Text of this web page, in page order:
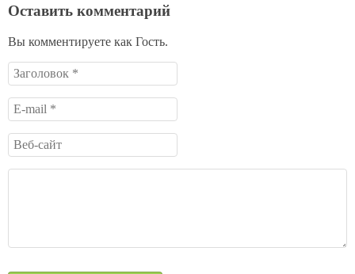
Оставить комментарий
Вы комментируете как Гость.